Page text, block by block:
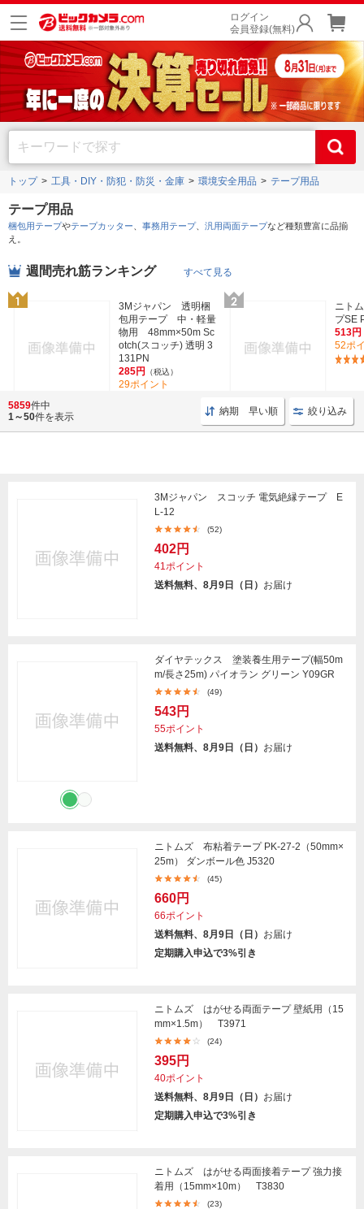
ログイン
会員登録(無料)
トップ 工具・DIY・防犯・防災・金庫 環境安全用品 テープ用品
テープ用品
梱包用テープやテープカッター 事務用テープ、 汎用両面テープなど種類豊富に品揃
え。
週間売れ筋ランキング すべて見る
3Mジャパン 透明梱
包用テープ 中・軽量
物用 48mm×50m Sc
otch(スコッチ) 透明 3
131PN
285円
（税込）
29ポイント
ニト
プSE
513円
52ポ
5859件中
1～50件を表示 納期 早い順 絞り込み
3Mジャパン スコッチ 電気絶縁テープ E
L-12
(52)
402円
41ポイント
送料無料、8月9日（日） お届け
ダイヤテックス 塗装養生用テープ(幅50m
m/長さ25m) パイオラン グリーン Y09GR
(49)
543円
55ポイント
送料無料、8月9日（日） お届け
ニトムズ 布粘着テープ PK-27-2（50mm×
25m） ダンボール色 J5320
(45)
660円
66ポイント
送料無料、8月9日（日） お届け
定期購入申込で3%引き
ニトムズ はがせる両面テープ 壁紙用（15
mm×1.5m） T3971
(24)
395円
40ポイント
送料無料、8月9日（日） お届け
定期購入申込で3%引き
ニトムズ はがせる両面接着テープ 強力接
着用（15mm×10m） T3830
(23)